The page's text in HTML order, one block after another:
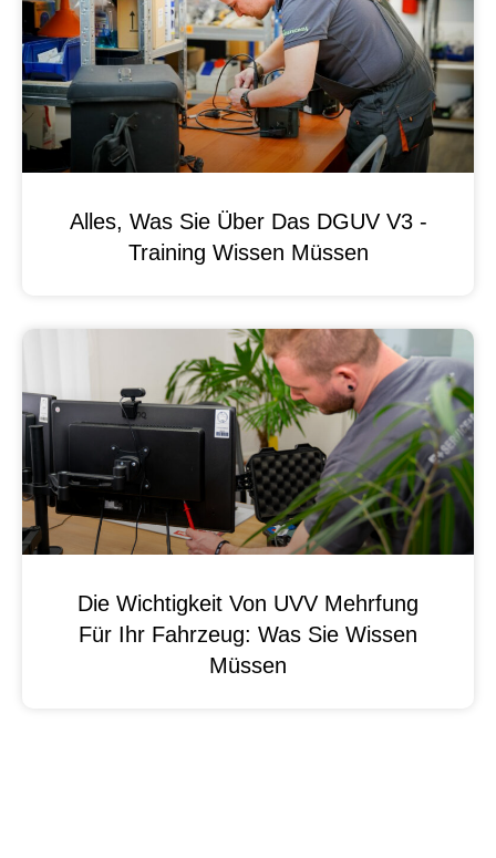
Alles, Was Sie Über Das DGUV V3 -
Training Wissen Müssen
Die Wichtigkeit Von UVV Mehrfung
Für Ihr Fahrzeug: Was Sie Wissen
Müssen